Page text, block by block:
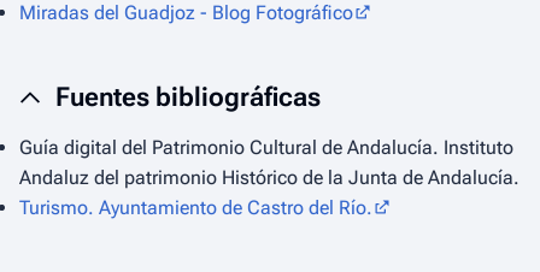
Miradas del Guadjoz - Blog Fotográfico
Fuentes bibliográficas
Guía digital del Patrimonio Cultural de Andalucía. Instituto
Andaluz del patrimonio Histórico de la Junta de Andalucía.
Turismo. Ayuntamiento de Castro del Río.